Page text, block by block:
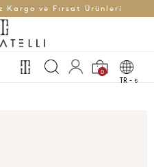
Kargo ve Fırsat Ürünleri
0
TR - t